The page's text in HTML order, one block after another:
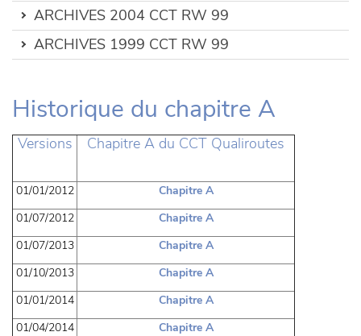
ARCHIVES 2004 CCT RW 99
ARCHIVES 1999 CCT RW 99
Historique du chapitre A
Versions Chapitre A du CCT Qualiroutes
01/01/2012
Chapitre A
01/07/2012
Chapitre A
01/07/2013
Chapitre A
01/10/2013
Chapitre A
01/01/2014
Chapitre A
01/04/2014
Chapitre A